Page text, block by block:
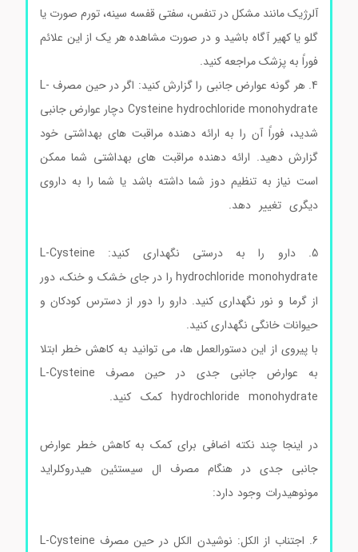
آلرژیک مانند مشکل در تنفس، سفتی قفسه سینه، تورم صورت یا
گلو یا کهیر آگاه باشید و در صورت مشاهده هر یک از این علائم
فوراً به پزشک مراجعه کنید.
4. هر گونه عوارض جانبی را گزارش کنید: اگر در حین مصرف L-
Cysteine hydrochloride monohydrate دچار عوارض جانبی
شدید، فوراً آن را به ارائه دهنده مراقبت های بهداشتی خود
گزارش دهید. ارائه دهنده مراقبت های بهداشتی شما ممکن
است نیاز به تنظیم دوز شما داشته باشد یا شما را به داروی
دیگری تغییر دهد.ال سیستئین هیدروکلراید مونوهیدرات
5. دارو را به درستی نگهداری کنید: L-Cysteine
hydrochloride monohydrate را در جای خشک و خنک، دور
از گرما و نور نگهداری کنید. دارو را دور از دسترس کودکان و
حیوانات خانگی نگهداری کنید.
با پیروی از این دستورالعمل ها، می توانید به کاهش خطر ابتلا
به عوارض جانبی جدی در حین مصرف L-Cysteine
hydrochloride monohydrate کمک کنید.
ال سیستئین
در اینجا چند نکته اضافی برای کمک به کاهش خطر عوارض
جانبی جدی در هنگام مصرف ال سیستئین هیدروکلراید
مونوهیدرات وجود دارد:ال سیستئین هیدروکلراید مونوهیدرات
6. اجتناب از الکل: نوشیدن الکل در حین مصرف L-Cysteine